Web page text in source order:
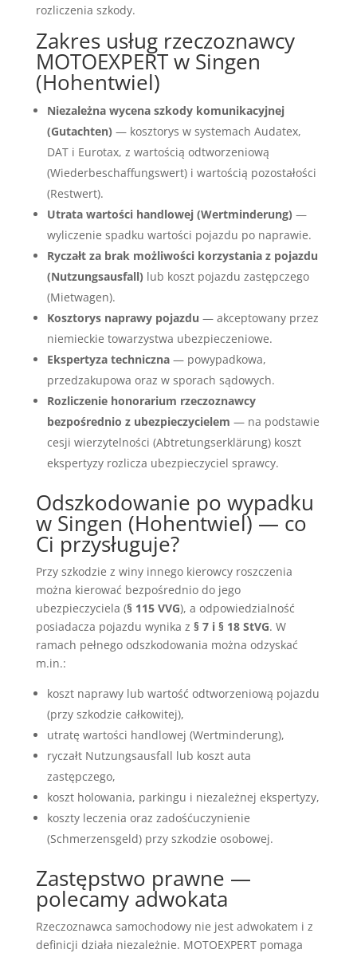
rozliczenia szkody.
Zakres usług rzeczoznawcy
MOTOEXPERT w Singen
(Hohentwiel)
Niezależna wycena szkody komunikacyjnej
(Gutachten) — kosztorys w systemach Audatex,
DAT i Eurotax, z wartością odtworzeniową
(Wiederbeschaffungswert) i wartością pozostałości
(Restwert).
Utrata wartości handlowej (Wertminderung) —
wyliczenie spadku wartości pojazdu po naprawie.
Ryczałt za brak możliwości korzystania z pojazdu
(Nutzungsausfall) lub koszt pojazdu zastępczego
(Mietwagen).
Kosztorys naprawy pojazdu — akceptowany przez
niemieckie towarzystwa ubezpieczeniowe.
Ekspertyza techniczna— powypadkowa,
przedzakupowa oraz w sporach sądowych.
Rozliczenie honorarium rzeczoznawcy
bezpośrednio z ubezpieczycielem — na podstawie
cesji wierzytelności (Abtretungserklärung) koszt
ekspertyzy rozlicza ubezpieczyciel sprawcy.
Odszkodowanie po wypadku
w Singen (Hohentwiel) — co
Ci przysługuje?
Przy szkodzie z winy innego kierowcy roszczenia
można kierować bezpośrednio do jego
ubezpieczyciela (§ 115 VVG), a odpowiedzialność
posiadacza pojazdu wynika z § 7 i § 18 StVG. W
ramach pełnego odszkodowania można odzyskać
m.in.:
koszt naprawy lub wartość odtworzeniową pojazdu
(przy szkodzie całkowitej),
utratę wartości handlowej (Wertminderung),
ryczałt Nutzungsausfall lub koszt auta
zastępczego,
koszt holowania, parkingu i niezależnej ekspertyzy,
koszty leczenia oraz zadośćuczynienie
(Schmerzensgeld) przy szkodzie osobowej.
Zastępstwo prawne —
polecamy adwokata
Rzeczoznawca samochodowy nie jest adwokatem i z
definicji działa niezależnie. MOTOEXPERT pomaga